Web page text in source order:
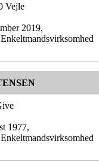
Vejle
2019,
1977,